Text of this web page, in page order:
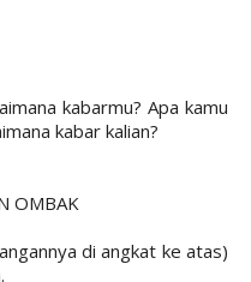
kabarmu? Apa kamu
kabar kalian?
OMBAK
di angkat ke atas)